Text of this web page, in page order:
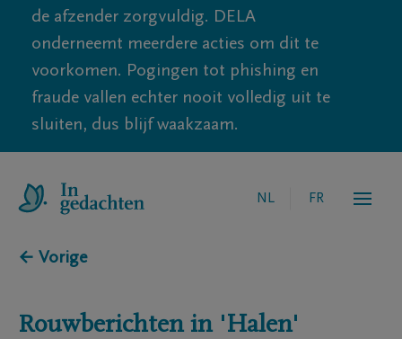
de afzender zorgvuldig. DELA
onderneemt meerdere acties om dit te
voorkomen. Pogingen tot phishing en
fraude vallen echter nooit volledig uit te
sluiten, dus blijf waakzaam.
NL FR
← Vorige
Rouwberichten in 'Halen'